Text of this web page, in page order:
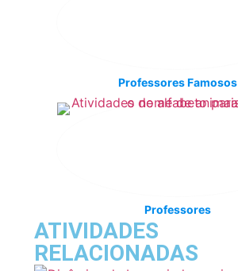
Professores Famosos
Professores
ATIVIDADES
RELACIONADAS